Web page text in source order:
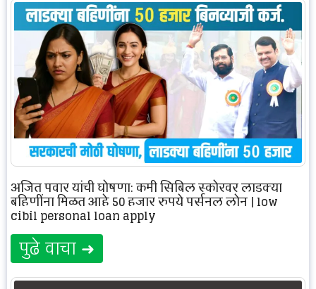
अजित पवार यांची घोषणा: कमी सिबिल स्कोरवर लाडक्या
बहिणींना मिळत आहे 50 हजार रुपये पर्सनल लोन | low
cibil personal loan apply
पुढे वाचा ➜